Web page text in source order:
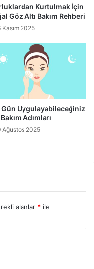
Kurtulmak İçin
Göz Altı Bakım Rehberi
Kasım 2025
Gün Uygulayabileceğiniz
Adımları
Ağustos 2025
alanlar * ile